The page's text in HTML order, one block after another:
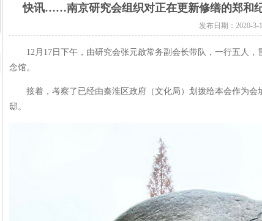
快讯……南京研究会组织对正在更新修缮的郑和
发布日期：2020-3-
12月17日下午，由研究会张元啟常务副会长带队，一行五人
念馆。
接着，考察了已经由秦淮区政府（文化局）划拨给本会作为
邸。